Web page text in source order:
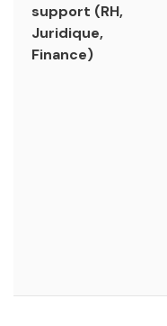
support (RH,
Juridique,
Finance)